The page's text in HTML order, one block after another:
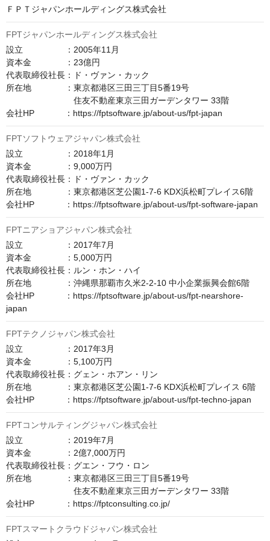
ＦＰＴジャパンホールディングス株式会社
FPTジャパンホールディングス株式会社
設立　　　　　：2005年11月
資本金　　　　：23億円
代表取締役社長：ド・ヴァン・カック
所在地　　　　：東京都港区三田三丁目5番19号
住友不動産東京三田ガーデンタワー 33階
会社HP　　　  ：https://fptsoftware.jp/about-us/fpt-japan
FPTソフトウェアジャパン株式会社
設立　　　　　：2018年1月
資本金　　　　：9,000万円
代表取締役社長：ド・ヴァン・カック
所在地　　　　：東京都港区芝公園1-7-6 KDX浜松町プレイス6階
会社HP　　　  ：https://fptsoftware.jp/about-us/fpt-software-japan
FPTニアショアジャパン株式会社
設立　　　　　：2017年7月
資本金　　　　：5,000万円
代表取締役社長：ルン・ホン・ハイ
所在地　　　　：沖縄県那覇市久米2-2-10 中小企業振興会館6階
会社HP　　　  ：https://fptsoftware.jp/about-us/fpt-nearshore-
japan
FPTテクノジャパン株式会社
設立　　　　　：2017年3月
資本金　　　　：5,100万円
代表取締役社長：グェン・ホアン・リン
所在地　　　　：東京都港区芝公園1-7-6 KDX浜松町プレイス 6階
会社HP　　　  ：https://fptsoftware.jp/about-us/fpt-techno-japan
FPTコンサルティングジャパン株式会社
設立　　　　　：2019年7月
資本金　　　　：2億7,000万円
代表取締役社長：グエン・フウ・ロン
所在地　　　　：東京都港区三田三丁目5番19号
住友不動産東京三田ガーデンタワー 33階
会社HP　　　  ：https://fptconsulting.co.jp/
FPTスマートクラウドジャパン株式会社